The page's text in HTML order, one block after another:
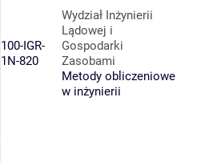
100-IGR-
1N-820
Wydział Inżynierii
Lądowej i
Gospodarki
Zasobami
Metody obliczeniowe
w inżynierii